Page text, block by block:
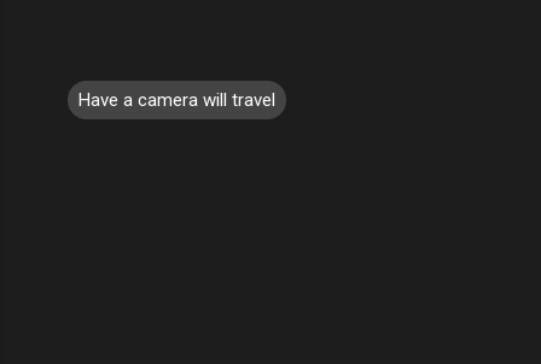
Have a camera will travel